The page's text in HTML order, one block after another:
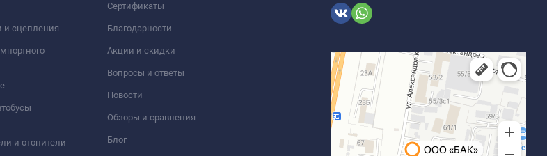
и сцепления
и отопители
Сертификаты
Благодарности
Акции и скидки
Вопросы и ответы
Новости
Обзоры и сравнения
Блог